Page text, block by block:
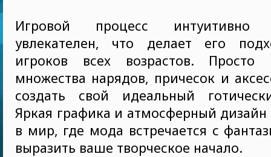
Игровой процесс
увлекателен, что делает его
игроков всех возрастов. Просто
множества нарядов, причесок и
создать свой идеальный
Яркая графика и атмосферный дизайн
в мир, где мода встречается с
выразить ваше творческое начало.